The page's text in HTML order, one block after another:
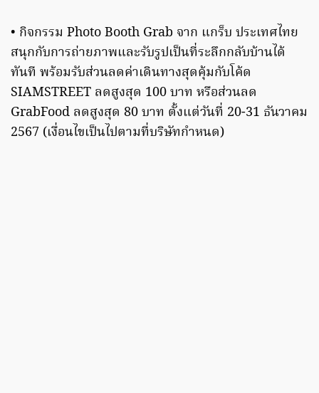
• กิจกรรม Photo Booth Grab จาก แกร็บ ประเทศไทย
สนุกกับการถ่ายภาพและรับรูปเป็นที่ระลึกกลับบ้านได้
ทันที พร้อมรับส่วนลดค่าเดินทางสุดคุ้มกับโค้ด
SIAMSTREET ลดสูงสุด 100 บาท หรือส่วนลด
GrabFood ลดสูงสุด 80 บาท ตั้งแต่วันที่ 20-31 ธันวาคม
2567 (เงื่อนไขเป็นไปตามที่บริษัทกำหนด)